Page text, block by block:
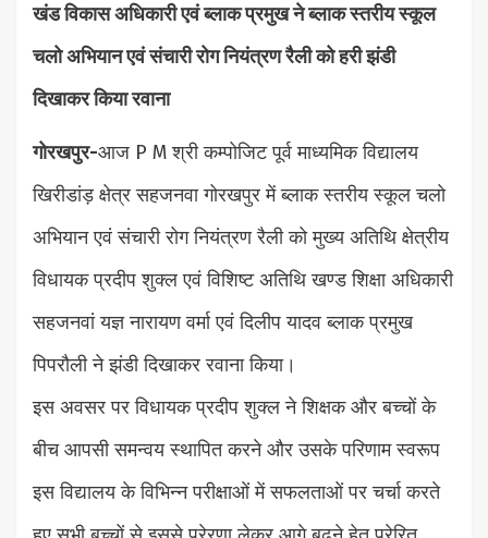
खंड विकास अधिकारी एवं ब्लाक प्रमुख ने ब्लाक स्तरीय स्कूल
चलो अभियान एवं संचारी रोग नियंत्रण रैली को हरी झंडी
दिखाकर किया रवाना
गोरखपुर-आज P M श्री कम्पोजिट पूर्व माध्यमिक विद्यालय
खिरीडांड़ क्षेत्र सहजनवा गोरखपुर में ब्लाक स्तरीय स्कूल चलो
अभियान एवं संचारी रोग नियंत्रण रैली को मुख्य अतिथि क्षेत्रीय
विधायक प्रदीप शुक्ल एवं विशिष्ट अतिथि खण्ड शिक्षा अधिकारी
सहजनवां यज्ञ नारायण वर्मा एवं दिलीप यादव ब्लाक प्रमुख
पिपरौली ने झंडी दिखाकर रवाना किया।
इस अवसर पर विधायक प्रदीप शुक्ल ने शिक्षक और बच्चों के
बीच आपसी समन्वय स्थापित करने और उसके परिणाम स्वरूप
इस विद्यालय के विभिन्न परीक्षाओं में सफलताओं पर चर्चा करते